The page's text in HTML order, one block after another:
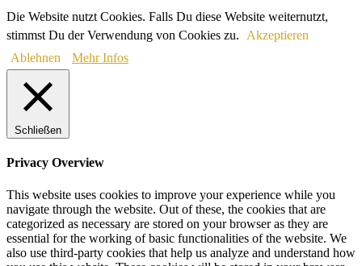
Die Website nutzt Cookies. Falls Du diese Website weiternutzt,
stimmst Du der Verwendung von Cookies zu.
Akzeptieren
Ablehnen
Mehr Infos
Schließen
Privacy Overview
This website uses cookies to improve your experience while you
navigate through the website. Out of these, the cookies that are
categorized as necessary are stored on your browser as they are
essential for the working of basic functionalities of the website. We
also use third-party cookies that help us analyze and understand how